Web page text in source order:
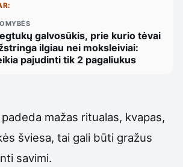
galvosūkis, prie kurio tėvai
ilgiau nei moksleiviai:
pajudinti tik 2 pagaliukus
mažas ritualas, kvapas,
šviesa, tai gali būti gražus
savimi.